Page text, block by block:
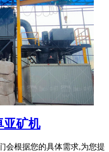
亚矿机
会根据您的具体需求,为您提